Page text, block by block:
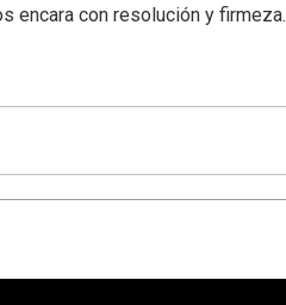
encara con resolución y firmeza.